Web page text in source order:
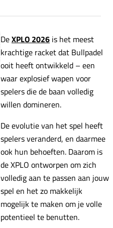
DeXPLO 2026 is het meest
krachtige racket dat Bullpadel
ooit heeft ontwikkeld – een
waar explosief wapen voor
spelers die de baan volledig
willen domineren.
De evolutie van het spel heeft
spelers veranderd, en daarmee
ook hun behoeften. Daarom is
de XPLO ontworpen om zich
volledig aan te passen aan jouw
spel en het zo makkelijk
mogelijk te maken om je volle
potentieel te benutten.